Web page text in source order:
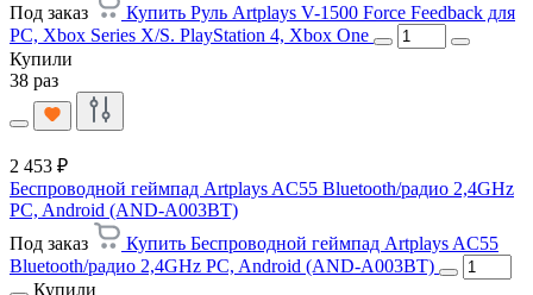
Под заказ
Купить Руль Artplays V-1500 Force Feedback для
PC, Xbox Series X/S. PlayStation 4, Xbox One
Купили
38 раз
2 453 ₽
Беспроводной геймпад Artplays AC55 Bluetooth/радио 2,4GHz
PC, Android (AND-A003BT)
Под заказ
Купить Беспроводной геймпад Artplays AC55
Bluetooth/радио 2,4GHz PC, Android (AND-A003BT)
Купили